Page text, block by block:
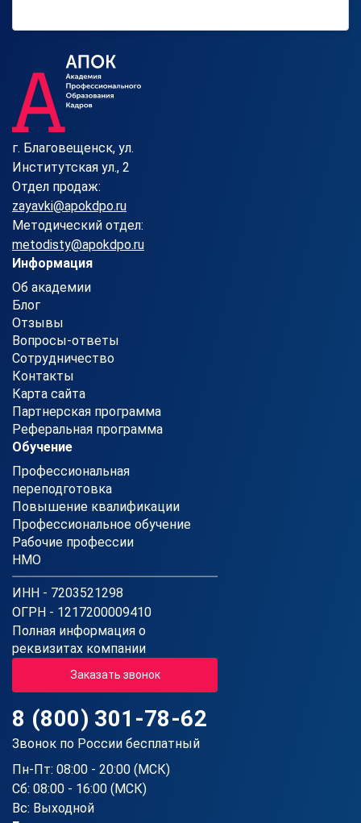
г. Благовещенск, ул.
Институтская ул., 2
Отдел продаж:
zayavki@apokdpo.ru
Методический отдел:
metodisty@apokdpo.ru
Информация
Об академии
Блог
Отзывы
Вопросы-ответы
Сотрудничество
Контакты
Карта сайта
Партнерская программа
Реферальная программа
Обучение
Профессиональная
переподготовка
Повышение квалификации
Профессиональное обучение
Рабочие профессии
НМО
ИНН - 7203521298
ОГРН - 1217200009410
Полная информация о
реквизитах компании
Заказать звонок
8 (800) 301-78-62
Звонок по России бесплатный
Пн-Пт: 08:00 - 20:00 (МСК)
Сб: 08:00 - 16:00 (МСК)
Вс: Выходной